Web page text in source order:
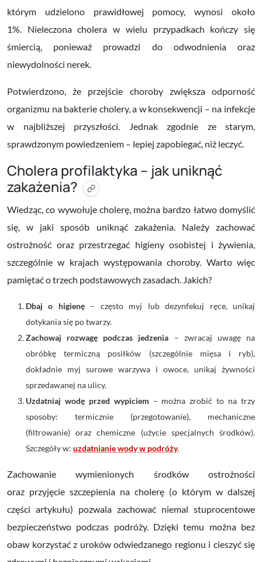
którym udzielono prawidłowej pomocy, wynosi około
1%. Nieleczona cholera w wielu przypadkach kończy się
śmiercią, ponieważ prowadzi do odwodnienia oraz
niewydolności nerek.
Potwierdzono, że przejście choroby zwiększa odporność
organizmu na bakterie cholery, a w konsekwencji – na infekcje
w najbliższej przyszłości. Jednak zgodnie ze starym,
sprawdzonym powiedzeniem – lepiej zapobiegać, niż leczyć.
Cholera profilaktyka – jak uniknąć
zakażenia?
Wiedząc, co wywołuje cholerę, można bardzo łatwo domyślić
się, w jaki sposób uniknąć zakażenia. Należy zachować
ostrożność oraz przestrzegać higieny osobistej i żywienia,
szczególnie w krajach występowania choroby. Warto więc
pamiętać o trzech podstawowych zasadach. Jakich?
Dbaj o higienę– często myj lub dezynfekuj ręce, unikaj
dotykania się po twarzy.
Zachowaj rozwagę podczas jedzenia – zwracaj uwagę na
obróbkę termiczną posiłków (szczególnie mięsa i ryb),
dokładnie myj surowe warzywa i owoce, unikaj żywności
sprzedawanej na ulicy.
Uzdatniaj wodę przed wypiciem – można zrobić to na trzy
sposoby: termicznie (przegotowanie), mechaniczne
(filtrowanie) orazchemiczne (użycie specjalnych środków).
Szczegóły w: uzdatnianie wody w podróży.
Zachowanie wymienionych środków ostrożności
oraz przyjęcie szczepienia na cholerę (o którym w dalszej
części artykułu) pozwala zachować niemal stuprocentowe
bezpieczeństwo podczas podróży. Dzięki temu można bez
obaw korzystać z uroków odwiedzanego regionu i cieszyć się